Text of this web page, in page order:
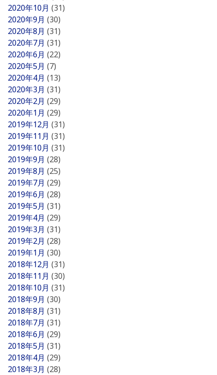
2020年10月 (31)
2020年9月 (30)
2020年8月 (31)
2020年7月 (31)
2020年6月 (22)
2020年5月 (7)
2020年4月 (13)
2020年3月 (31)
2020年2月 (29)
2020年1月 (29)
2019年12月 (31)
2019年11月 (31)
2019年10月 (31)
2019年9月 (28)
2019年8月 (25)
2019年7月 (29)
2019年6月 (28)
2019年5月 (31)
2019年4月 (29)
2019年3月 (31)
2019年2月 (28)
2019年1月 (30)
2018年12月 (31)
2018年11月 (30)
2018年10月 (31)
2018年9月 (30)
2018年8月 (31)
2018年7月 (31)
2018年6月 (29)
2018年5月 (31)
2018年4月 (29)
2018年3月 (28)